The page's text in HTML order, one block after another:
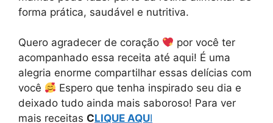
forma prática, saudável e nutritiva.
Quero agradecer de coração
por você ter
acompanhado essa receita até aqui! É uma
alegria enorme compartilhar essas delícias com
você
Espero que tenha inspirado seu dia e
deixado tudo ainda mais saboroso! Para ver
mais receitas CLIQUE AQUI